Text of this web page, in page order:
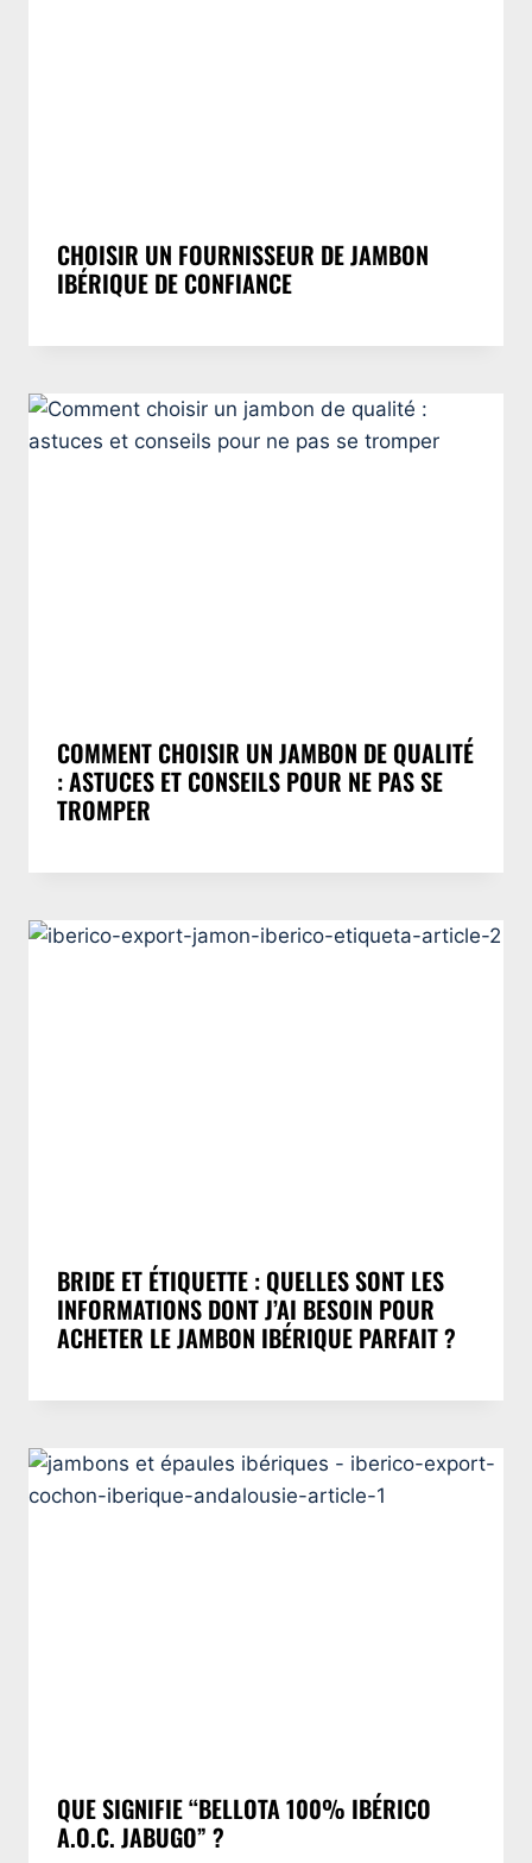
CHOISIR UN FOURNISSEUR DE JAMBON
IBÉRIQUE DE CONFIANCE
COMMENT CHOISIR UN JAMBON DE QUALITÉ
: ASTUCES ET CONSEILS POUR NE PAS SE
TROMPER
BRIDE ET ÉTIQUETTE : QUELLES SONT LES
INFORMATIONS DONT J’AI BESOIN POUR
ACHETER LE JAMBON IBÉRIQUE PARFAIT ?
QUE SIGNIFIE “BELLOTA 100% IBÉRICO
A.O.C. JABUGO” ?